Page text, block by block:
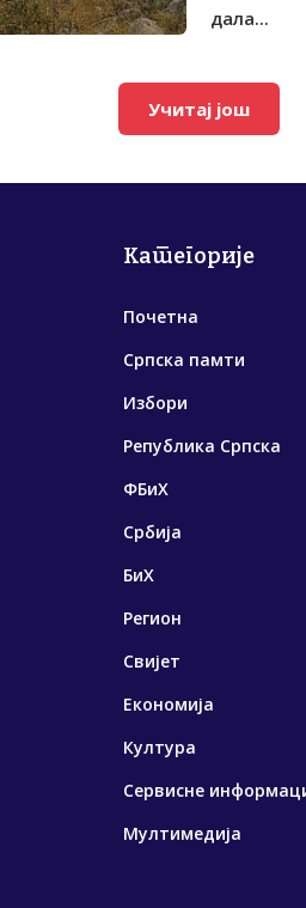
дала...
Учитај још
Категорије
Почетна
Српска памти
Избори
Република Српска
ФБиХ
Србија
БиХ
Регион
Свијет
Економија
Култура
Сервисне
Мултимедија